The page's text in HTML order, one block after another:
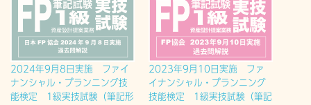
2024年9月8日実施 ファイ
ナンシャル・プランニング技
能検定 1級実技試験（筆記形
2023年9月10日実施 ファ
イナンシャル・プランニング
技能検定 1級実技試験（筆記